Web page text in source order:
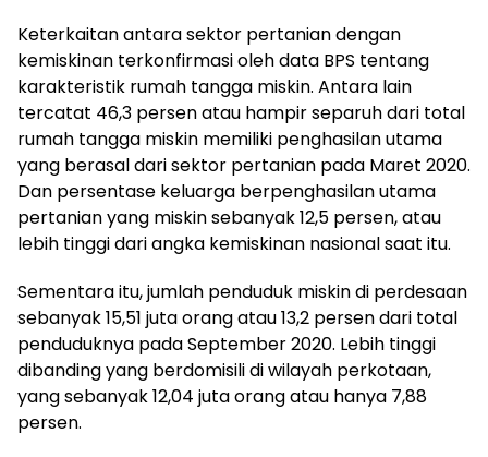
Keterkaitan antara sektor pertanian dengan
kemiskinan terkonfirmasi oleh data BPS tentang
karakteristik rumah tangga miskin. Antara lain
tercatat 46,3 persen atau hampir separuh dari total
rumah tangga miskin memiliki penghasilan utama
yang berasal dari sektor pertanian pada Maret 2020.
Dan persentase keluarga berpenghasilan utama
pertanian yang miskin sebanyak 12,5 persen, atau
lebih tinggi dari angka kemiskinan nasional saat itu.
Sementara itu, jumlah penduduk miskin di perdesaan
sebanyak 15,51 juta orang atau 13,2 persen dari total
penduduknya pada September 2020. Lebih tinggi
dibanding yang berdomisili di wilayah perkotaan,
yang sebanyak 12,04 juta orang atau hanya 7,88
persen.